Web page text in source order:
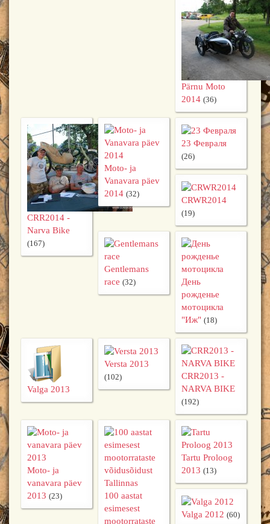
Pärnu Moto
2014 (36)
CRR2014 -
Narva Bike
(167)
Moto- ja
Vanavara päev
2014 (32)
23 Февраля
(26)
CRWR2014
(19)
Gentlemans
race (32)
День
рожденье
мотоцикла
"Иж" (18)
Valga 2013
Versta 2013
(102)
CRR2013 -
NARVA BIKE
(192)
Moto- ja
vanavara päev
2013 (23)
100 aastat
esimesest
mootorrataste
Tartu Proloog
2013 (13)
Valga 2012 (60)